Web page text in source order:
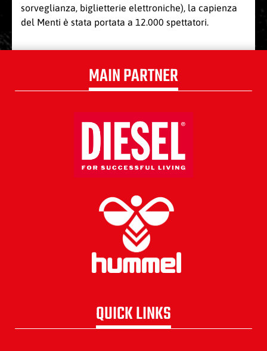
sorveglianza, biglietterie elettroniche), la capienza
del Menti è stata portata a 12.000 spettatori.
MAIN PARTNER
QUICK LINKS